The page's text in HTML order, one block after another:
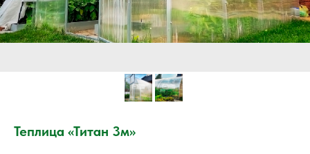
Теплица «Титан 3м»